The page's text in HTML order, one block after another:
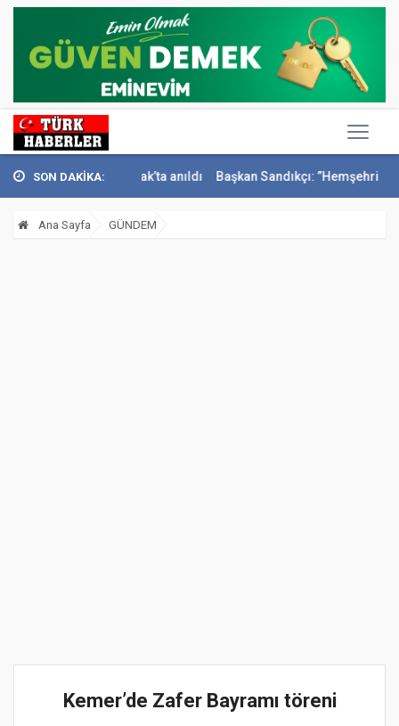
SON DAKİKA:
Sivri Konak’ta anıldı Başkan Sandıkçı: ”Hemşehrilerimizle olan
Ana Sayfa GÜNDEM
Kemer’de Zafer Bayramı töreni